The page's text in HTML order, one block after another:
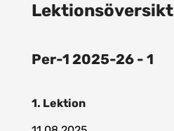
Lektionsöversikt
Per-1 2025-26 - 1
1. Lektion